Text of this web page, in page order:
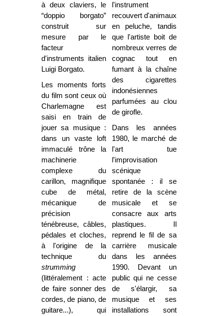
à deux claviers, le
“doppio borgato”
construit sur
mesure par le
facteur
d'instruments italien
Luigi Borgato.
Les moments forts
du film sont ceux où
Charlemagne est
saisi en train de
jouer sa musique :
dans un vaste loft
immaculé trône la
machinerie
complexe du
carillon, magnifique
cube de métal,
mécanique de
précision
ténébreuse, câbles,
pédales et cloches,
à l'origine de la
technique du
strumming
(littéralement : acte
de faire sonner des
cordes, de piano, de
guitare...), qui
l'instrument
recouvert d'animaux
en peluche, tandis
que l'artiste boit de
nombreux verres de
cognac tout en
fumant à la chaîne
des cigarettes
indonésiennes
parfumées au clou
de girofle.
Dans les années
1980, le marché de
l'art tue
l'improvisation
scénique
spontanée : il se
retire de la scène
musicale et se
consacre aux arts
plastiques. Il
reprend le fil de sa
carrière musicale
dans les années
1990. Devant un
public qui ne cesse
de s'élargir, sa
musique et ses
installations sont